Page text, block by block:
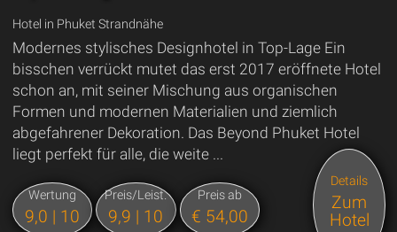
Hotel in Phuket Strandnähe
Modernes stylisches Designhotel in Top-Lage Ein
bisschen verrückt mutet das erst 2017 eröffnete Hotel
schon an, mit seiner Mischung aus organischen
Formen und modernen Materialien und ziemlich
abgefahrener Dekoration. Das Beyond Phuket Hotel
liegt perfekt für alle, die weite ...
Wertung
9,0 | 10
Preis/Leist.
9,9 | 10
Preis ab
€ 54,00
Details
Zum
Hotel